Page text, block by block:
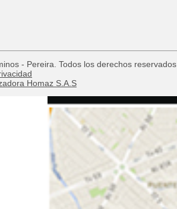
- Pereira. Todos los derechos reservados
Homaz S.A.S